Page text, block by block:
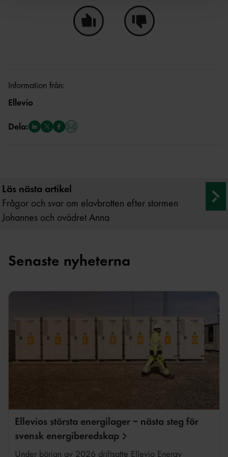
Information från:
Ellevio
Dela:
Läs nästa artikel
Frågor och svar om elavbrotten efter stormen
Johannes och ovädret Anna
Senaste nyheterna
Ellevios största energilager – nästa steg för
svensk energiberedskap
Under början av 2026 driftsatte Ellevio Energy